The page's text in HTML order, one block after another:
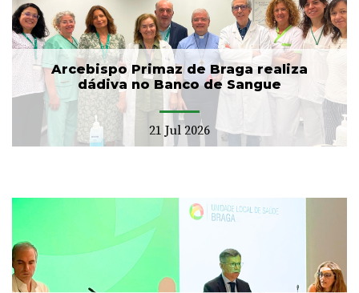
Arcebispo Primaz de Braga realiza
dádiva no Banco de Sangue
21 Jul 2026